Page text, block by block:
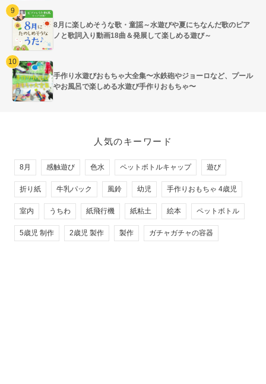
8月に楽しめそうな歌・童謡～水遊びや夏にちなんだ歌のピア
ノと歌詞入り動画18曲＆発展して楽しめる遊び～
手作り水遊びおもちゃ大全集〜水鉄砲やジョーロなど、プール
やお風呂で楽しめる水遊び手作りおもちゃ〜
人気のキーワード
8月 感触遊び 色水 ペットボトルキャップ 遊び
折り紙 牛乳パック 風鈴 幼児 手作りおもちゃ 4歳児
室内 うちわ 紙飛行機 紙粘土 絵本 ペットボトル
5歳児 制作 2歳児 製作 製作 ガチャガチャの容器